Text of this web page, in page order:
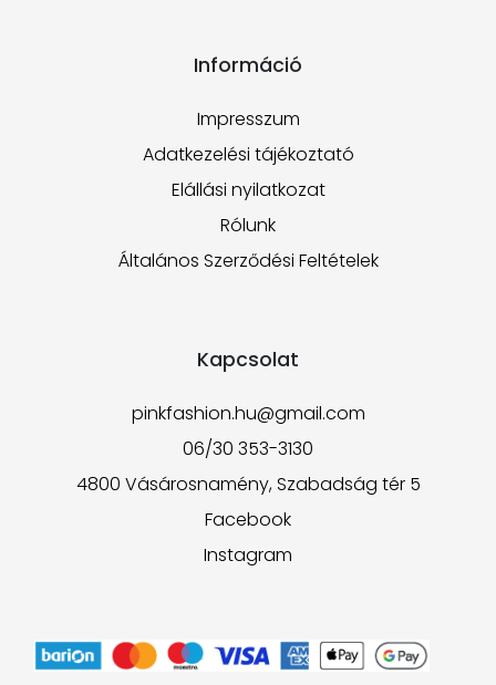
Információ
Impresszum
Adatkezelési tájékoztató
Elállási nyilatkozat
Rólunk
Általános Szerződési Feltételek
Kapcsolat
pinkfashion.hu@gmail.com
06/30 353-3130
4800 Vásárosnamény, Szabadság tér 5
Facebook
Instagram